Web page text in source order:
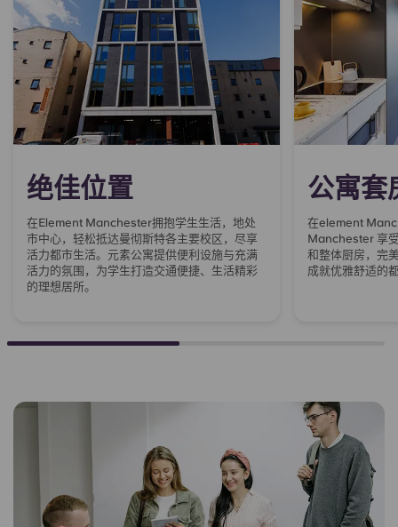
绝佳位置
在Element Manchester拥抱学生生活，地处
市中心，轻松抵达曼彻斯特各主要校区，尽享
活力都市生活。元素公寓提供便利设施与充满
活力的氛围，为学生打造交通便捷、生活精彩
的理想居所。
公寓套
在element
Manchester 享
和整体厨房，完
成就优雅舒适的